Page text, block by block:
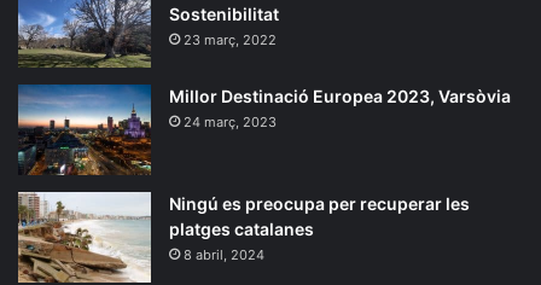
Sostenibilitat
23 març, 2022
Millor Destinació Europea 2023, Varsòvia
24 març, 2023
Ningú es preocupa per recuperar les
platges catalanes
8 abril, 2024